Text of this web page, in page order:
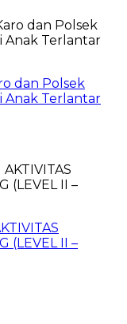
dan Polsek
Anak Terlantar
(LEVEL II –